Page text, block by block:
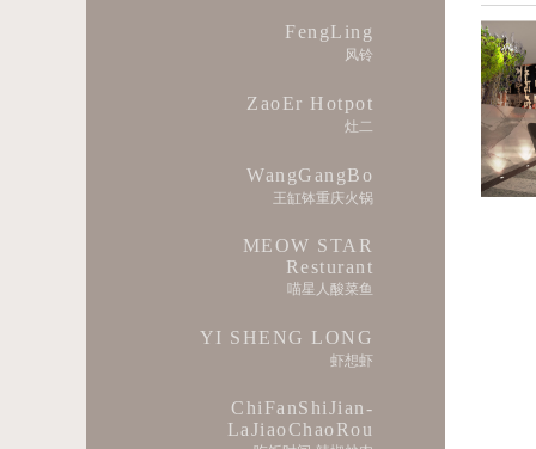
FengLing
风铃
ZaoEr Hotpot
灶二
WangGangBo
王缸钵重庆火锅
MEOW STAR
Resturant
喵星人酸菜鱼
YI SHENG LONG
虾想虾
ChiFanShiJian-
LaJiaoChaoRou